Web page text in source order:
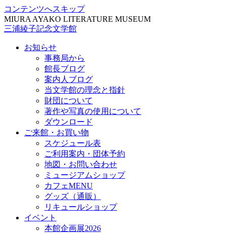
コンテンツへスキップ
MIURA AYAKO LITERATURE MUSEUM
三浦綾子記念文学館
お知らせ
事務局から
館長ブログ
案内人ブログ
当文学館の理念と指針
財団について
著作や写真の使用について
ダウンロード
ご来館・お買い物
スケジュール表
ご利用案内・団体予約
地図・お問い合わせ
ミュージアムショップ
カフェMENU
グッズ（通販）
リキュールショップ
イベント
本館企画展2026